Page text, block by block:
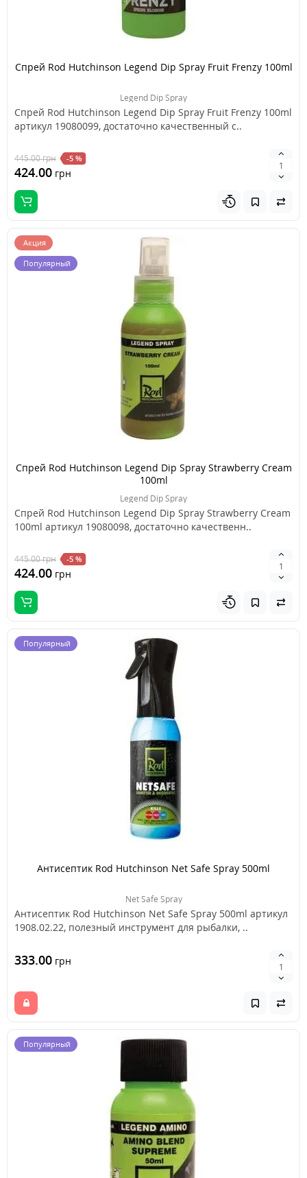
Спрей Rod Hutchinson Legend Dip Spray Fruit Frenzy 100ml
Legend Dip Spray
Спрей Rod Hutchinson Legend Dip Spray Fruit Frenzy 100ml
артикул 19080099, достаточно качественный с..
445.00грн -5 %
424.00 грн
Акция
Популярный
Спрей Rod Hutchinson Legend Dip Spray Strawberry Cream
100ml
Legend Dip Spray
Спрей Rod Hutchinson Legend Dip Spray Strawberry Cream
100ml артикул 19080098, достаточно качественн..
445.00грн -5 %
424.00 грн
Популярный
Антисептик Rod Hutchinson Net Safe Spray 500ml
Net Safe Spray
Антисептик Rod Hutchinson Net Safe Spray 500ml артикул
1908.02.22, полезный инструмент для рыбалки, ..
333.00 грн
Популярный